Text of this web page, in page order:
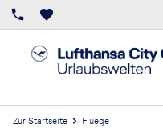
Zur Startseite Fluege